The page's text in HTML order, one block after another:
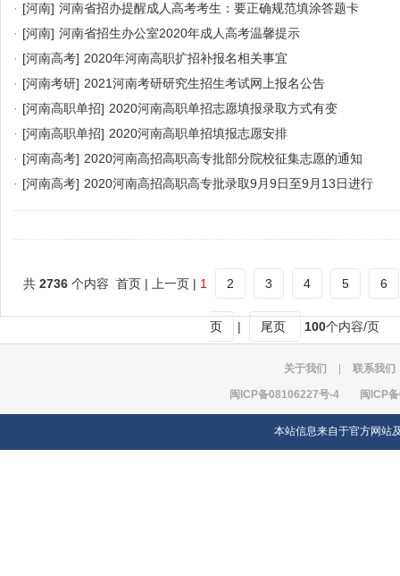
· [河南] 河南省招办提醒成人高考考生：要正确规范填涂答题卡
· [河南] 河南省招生办公室2020年成人高考温馨提示
· [河南高考] 2020年河南高职扩招补报名相关事宜
· [河南考研] 2021河南考研研究生招生考试网上报名公告
· [河南高职单招] 2020河南高职单招志愿填报录取方式有变
· [河南高职单招] 2020河南高职单招填报志愿安排
· [河南高考] 2020河南高招高职高专批部分院校征集志愿的通知
· [河南高考] 2020河南高招高职高专批录取9月9日至9月13日进行
共 2736 个内容 首页 | 上一页 | 1 2 3 4 5 6
页 | 尾页 100个内容/页
关于我们 联系我们
闽ICP备08106227号-4 闽ICP
本站信息来自于官方网站